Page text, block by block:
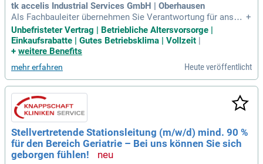
tk accelis Industrial Services GmbH | Oberhausen
Als Fachbauleiter übernehmen Sie Verantwortung für anspru
chsvolle Teilprojekte im industriellen Anlagenbau und sind d
ie zentrale Schnittstelle zwischen Kunden, Projektleitung, M
ontage und Nachunternehmern.
+
Unbefristeter Vertrag | Betriebliche Altersvorsorge |
Einkaufsrabatte | Gutes Betriebsklima | Vollzeit |
+ weitere Benefits
mehr erfahren Heute veröffentlicht
Stellvertretende Stationsleitung (m/w/d) mind. 90 %
für den Bereich Geriatrie – Bei uns können Sie sich
geborgen fühlen!